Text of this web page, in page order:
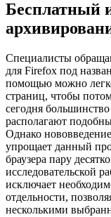
Бесплатный
Специалисты
для Firefox под
помощью можно
страниц, чтобы
сегодня
располагают
Однако
упрощает данный
браузера пару
исследовательской
исключает
отдельности,
несколькими